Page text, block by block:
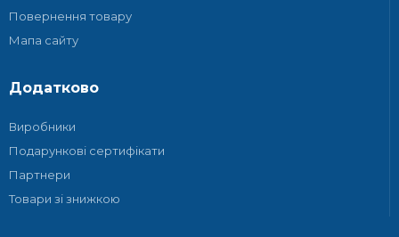
Повернення товару
Мапа сайту
Додатково
Виробники
Подарункові сертифікати
Партнери
Товари зі знижкою